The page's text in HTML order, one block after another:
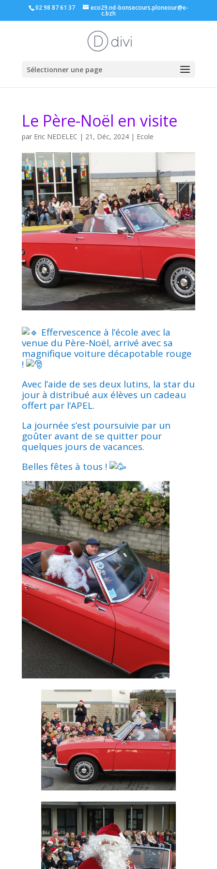
02 98 87 61 37 eco29.nd-bonsecours.ploneour@e-
c.bzh
Sélectionner une page
Le Père-Noël en visite
par Eric NEDELEC | 21, Déc, 2024| Ecole
Effervescence à l’école avec la
venue du Père-Noël, arrivé avec sa
magnifique voiture décapotable rouge
!
Avec l’aide de ses deux lutins, la star du
jour à distribué aux élèves un cadeau
offert par l’APEL.
La journée s’est poursuivie par un
goûter avant de se quitter pour
quelques jours de vacances.
Belles fêtes à tous !